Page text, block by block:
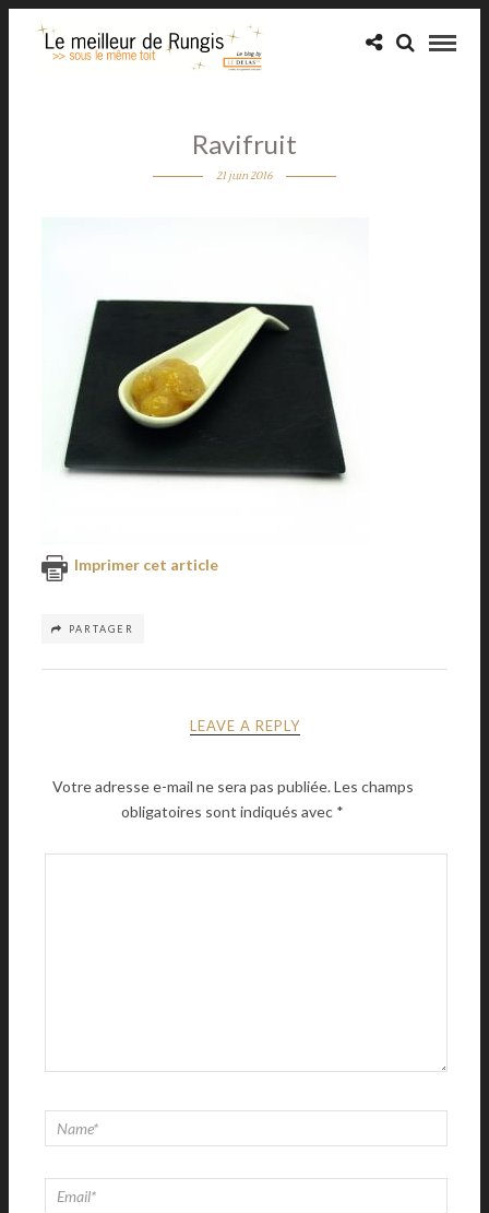
Ravifruit
21 juin 2016
Imprimer cet article
PARTAGER
LEAVE A REPLY
Votre adresse e-mail ne sera pas publiée.Les champs
obligatoires sont indiqués avec *